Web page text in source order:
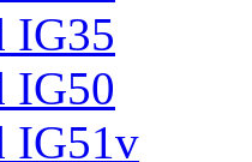
IG35
IG50
IG51v